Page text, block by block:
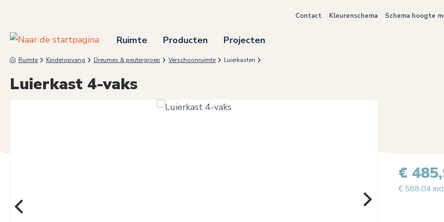
Contact Kleurenschema Schema hoogte
Ruimte Producten Projecten
Ruimte Kinderopvang Dreumes & peutergroep Verschoonruimte Luierkasten
Luierkast 4-vaks
€
€ 588,04